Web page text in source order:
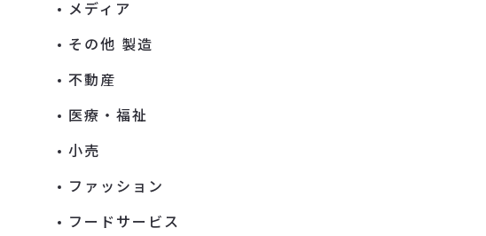
メディア
その他 製造
不動産
医療・福祉
小売
ファッション
フードサービス